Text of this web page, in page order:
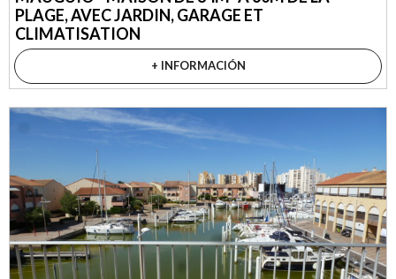
PLAGE, AVEC JARDIN, GARAGE ET
CLIMATISATION
+ INFORMACIÓN